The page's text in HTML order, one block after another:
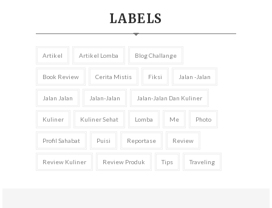
LABELS
Artikel Artikel Lomba Blog Challange
Book Review Cerita Mistis Fiksi Jalan -jalan
Jalan Jalan Jalan-Jalan Jalan-Jalan Dan Kuliner
Kuliner Kuliner Sehat Lomba Me Photo
Profil Sahabat Puisi Reportase Review
Review Kuliner Review Produk Tips Traveling